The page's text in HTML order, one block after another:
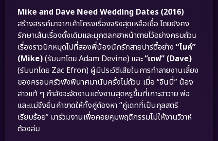
Mike and Dave Need Wedding Dates (2016)
สร้างสรรค์มาจากเค้าโครงเรื่องจริงสุดเหลือเชื่อ โดยยังคง
รักษาเส้นเรื่องดั้งเดิมและมุกตลกฮาหน้าตายไว้อย่างครบถ้วน
เรื่องราวปักหมุดไปที่สองพี่น้องนักรักสายปาร์ตี้อย่าง “ไมค์”
(Mike)(รับบทโดย Adam Devine) และ“เดฟ” (Dave)
(รับบทโดย Zac Efron) ผู้มีประวัติเสียในการทำลายงานเลี้ยง
ของครอบครัวพังพินาศมานับครั้งไม่ถ้วน เมื่อ “จินนี่” น้อง
สาวแท้ ๆ กำลังจะจัดงานแต่งงานสุดหรูขึ้นที่เกาะฮาวาย พ่อ
และแม่จึงยื่นคำขาดให้ทั้งคู่ต้องหา “คู่เดทที่เป็นกุลสตรี
เรียบร้อย” มาร่วมงานเพื่อคอยคุมพฤติกรรมไม่ให้งานวิวาห์
ต้องล่ม